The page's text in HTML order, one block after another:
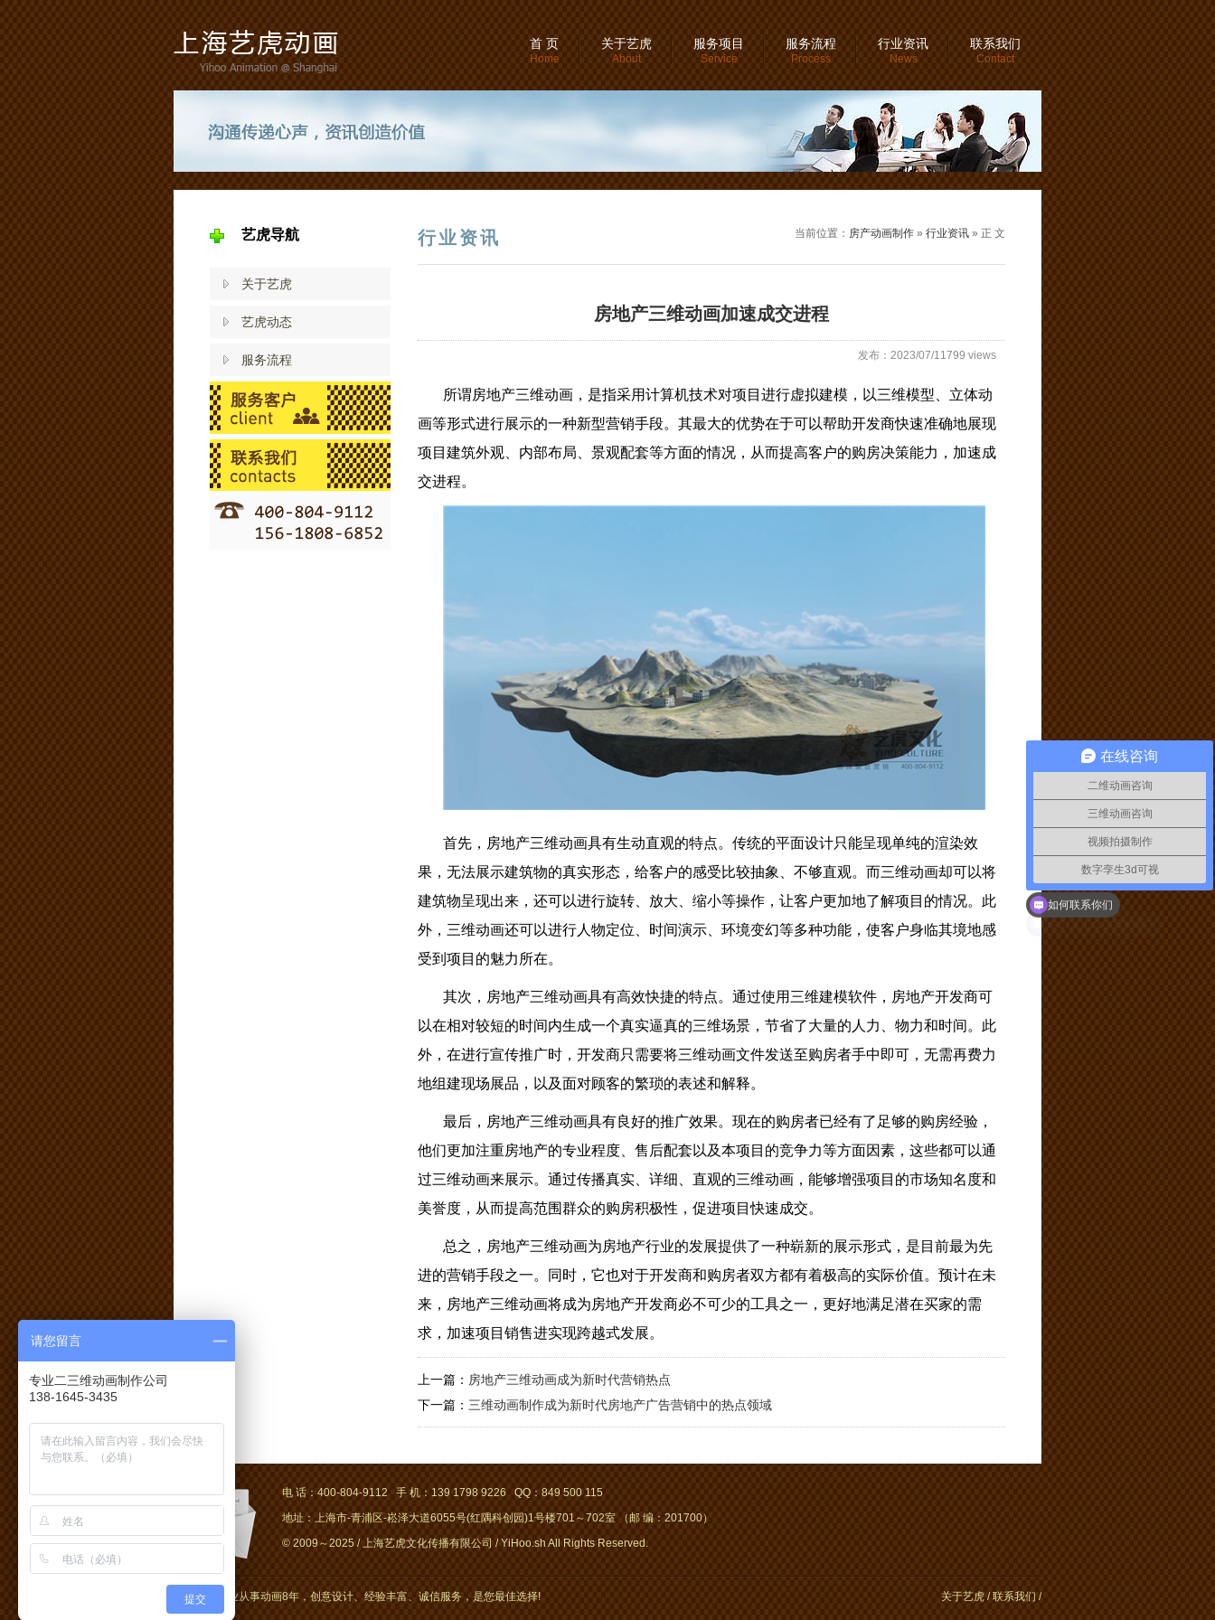
首 页
Home
关于艺虎
About
服务项目
Service
服务流程
Process
行业资讯
News
联系我们
Contact
艺虎导航
关于艺虎
艺虎动态
服务流程
行业资讯 当前位置： 房产动画制作 » 行业资讯 » 正 文
房地产三维动画加速成交进程
发布：2023/07/11799 views
所谓房地产三维动画，是指采用计算机技术对项目进行虚拟建模，以三维模型、立体动
画等形式进行展示的一种新型营销手段。其最大的优势在于可以帮助开发商快速准确地展现
项目建筑外观、内部布局、景观配套等方面的情况，从而提高客户的购房决策能力，加速成
交进程。
首先，房地产三维动画具有生动直观的特点。传统的平面设计只能呈现单纯的渲染效
果，无法展示建筑物的真实形态，给客户的感受比较抽象、不够直观。而三维动画却可以将
建筑物呈现出来，还可以进行旋转、放大、缩小等操作，让客户更加地了解项目的情况。此
外，三维动画还可以进行人物定位、时间演示、环境变幻等多种功能，使客户身临其境地感
受到项目的魅力所在。
其次，房地产三维动画具有高效快捷的特点。通过使用三维建模软件，房地产开发商可
以在相对较短的时间内生成一个真实逼真的三维场景，节省了大量的人力、物力和时间。此
外，在进行宣传推广时，开发商只需要将三维动画文件发送至购房者手中即可，无需再费力
地组建现场展品，以及面对顾客的繁琐的表述和解释。
最后，房地产三维动画具有良好的推广效果。现在的购房者已经有了足够的购房经验，
他们更加注重房地产的专业程度、售后配套以及本项目的竞争力等方面因素，这些都可以通
过三维动画来展示。通过传播真实、详细、直观的三维动画，能够增强项目的市场知名度和
美誉度，从而提高范围群众的购房积极性，促进项目快速成交。
总之，房地产三维动画为房地产行业的发展提供了一种崭新的展示形式，是目前最为先
进的营销手段之一。同时，它也对于开发商和购房者双方都有着极高的实际价值。预计在未
来，房地产三维动画将成为房地产开发商必不可少的工具之一，更好地满足潜在买家的需
求，加速项目销售进实现跨越式发展。
上一篇： 房地产三维动画成为新时代营销热点
下一篇： 三维动画制作成为新时代房地产广告营销中的热点领域
电 话：400-804-9112 手 机：139 1798 9226 QQ：849 500 115
地址：上海市-青浦区-崧泽大道6055号(红隅科创园)1号楼701～702室 （邮 编：201700）
© 2009～2025 / 上海艺虎文化传播有限公司 / YiHoo.sh All Rights Reserved.
上海艺虎专业从事动画8年，创意设计、经验丰富、诚信服务，是您最佳选择! 关于艺虎 /联系我们/
在线咨询
二维动画咨询
三维动画咨询
视频拍摄制作
数字孪生3d可视
如何联系你们
请您留言
专业二三维动画制作公司
138-1645-3435
提交